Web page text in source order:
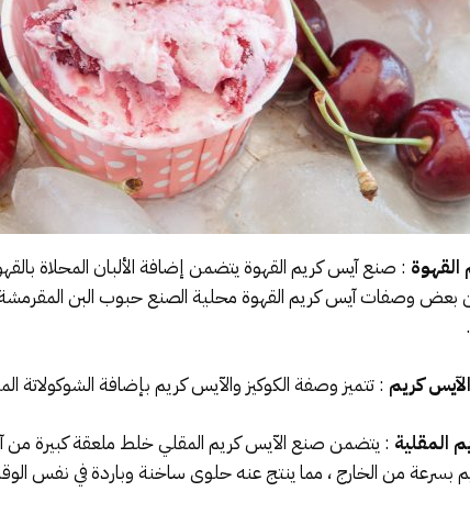
: صنع آيس كريم القهوة يتضمن إضافة الألبان المحلاة
وصفات آيس كريم القهوة محلية الصنع حبوب البن المقرمشة
كريم : تتميز وصفة الكوكيز والآيس كريم بإضافة الشوكولاتة
المقلية : يتضمن صنع الآيس كريم المقلي خلط ملعقة كبيرة من
بسرعة من الخارج ، مما ينتج عنه حلوى ساخنة وباردة في نفس